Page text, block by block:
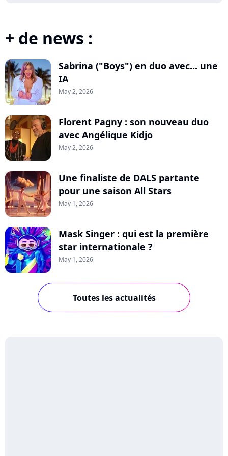
+ de news :
Sabrina ("Boys") en duo avec... une
IA
May 2, 2026
Florent Pagny : son nouveau duo
avec Angélique Kidjo
May 2, 2026
Une finaliste de DALS partante
pour une saison All Stars
May 1, 2026
Mask Singer : qui est la première
star internationale ?
May 1, 2026
Toutes les actualités